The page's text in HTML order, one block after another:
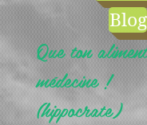
Blog
Que ton
médecine !
(hippocrate)